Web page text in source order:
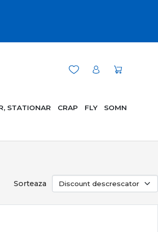
STATIONAR CRAP FLY SOMN
Sorteaza